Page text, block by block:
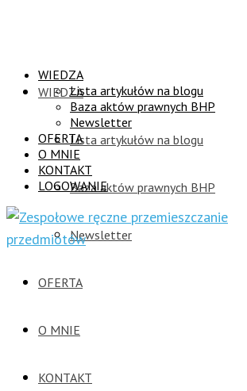
WIEDZA
Lista artykułów na blogu
Baza aktów prawnych BHP
Newsletter
OFERTA
O MNIE
KONTAKT
WIEDZA
Lista artykułów na blogu
Baza aktów prawnych BHP
Newsletter
OFERTA
O MNIE
KONTAKT
LOGOWANIE